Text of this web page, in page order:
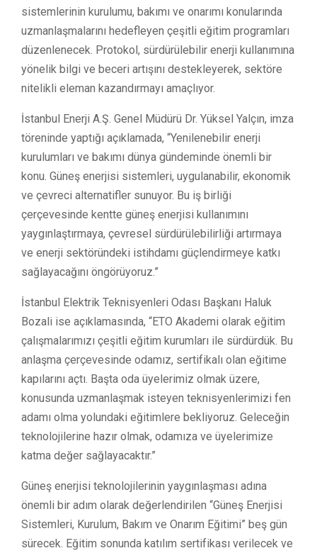
sistemlerinin kurulumu, bakımı ve onarımı konularında
uzmanlaşmalarını hedefleyen çeşitli eğitim programları
düzenlenecek. Protokol, sürdürülebilir enerji kullanımına
yönelik bilgi ve beceri artışını destekleyerek, sektöre
nitelikli eleman kazandırmayı amaçlıyor.
İstanbul Enerji A.Ş. Genel Müdürü Dr. Yüksel Yalçın, imza
töreninde yaptığı açıklamada, “Yenilenebilir enerji
kurulumları ve bakımı dünya gündeminde önemli bir
konu. Güneş enerjisi sistemleri, uygulanabilir, ekonomik
ve çevreci alternatifler sunuyor. Bu iş birliği
çerçevesinde kentte güneş enerjisi kullanımını
yaygınlaştırmaya, çevresel sürdürülebilirliği artırmaya
ve enerji sektöründeki istihdamı güçlendirmeye katkı
sağlayacağını öngörüyoruz.”
İstanbul Elektrik Teknisyenleri Odası Başkanı Haluk
Bozali ise açıklamasında, “ETO Akademi olarak eğitim
çalışmalarımızı çeşitli eğitim kurumları ile sürdürdük. Bu
anlaşma çerçevesinde odamız, sertifikalı olan eğitime
kapılarını açtı. Başta oda üyelerimiz olmak üzere,
konusunda uzmanlaşmak isteyen teknisyenlerimizi fen
adamı olma yolundaki eğitimlere bekliyoruz. Geleceğin
teknolojilerine hazır olmak, odamıza ve üyelerimize
katma değer sağlayacaktır.”
Güneş enerjisi teknolojilerinin yaygınlaşması adına
önemli bir adım olarak değerlendirilen “Güneş Enerjisi
Sistemleri, Kurulum, Bakım ve Onarım Eğitimi” beş gün
sürecek. Eğitim sonunda katılım sertifikası verilecek ve